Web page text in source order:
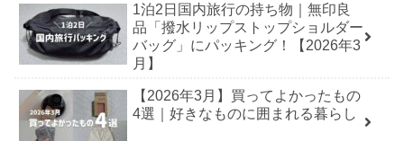
1泊2日国内旅行の持ち物｜無印良
品「撥水リップストップショルダー
バッグ」にパッキング！【2026年3
月】
【2026年3月】買ってよかったもの
4選｜好きなものに囲まれる暮らし